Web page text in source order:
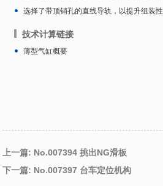
选择了带顶销孔的直线导轨，以提升组装性
技术计算链接
薄型气缸概要
上一篇: No.007394 挑出NG滑板
下一篇: No.007397 台车定位机构